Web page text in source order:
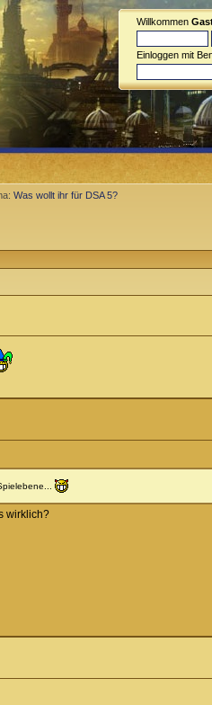
Willkommen
Einloggen mit
Was wollt ihr für DSA 5?
wirklich?